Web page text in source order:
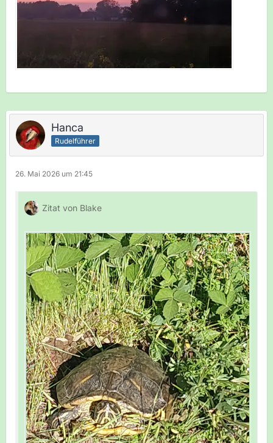
Hanca
Rudelführer
26. Mai 2026 um 21:45
Zitat von Blake